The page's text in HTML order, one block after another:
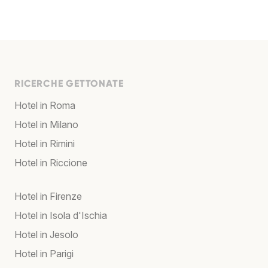
RICERCHE GETTONATE
Hotel in Roma
Hotel in Milano
Hotel in Rimini
Hotel in Riccione
Hotel in Firenze
Hotel in Isola d'Ischia
Hotel in Jesolo
Hotel in Parigi